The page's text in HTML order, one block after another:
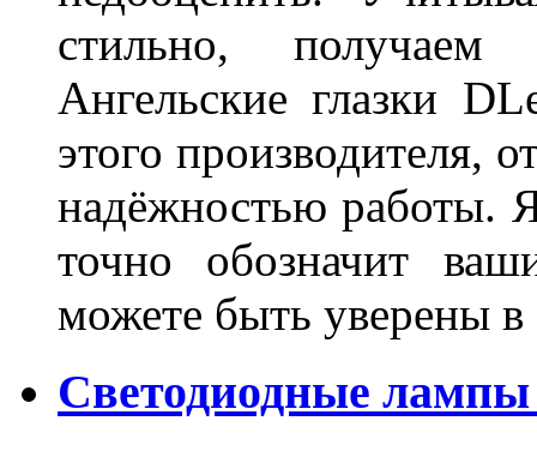
стильно,
Ангельские глазки
этого производителя,
надёжностью работы.
точно обозначит
можете быть уверены
Светодиодные